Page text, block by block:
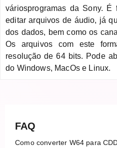
váriosprogramas da Sony. É
editar arquivos de áudio, já
dos dados, bem como os
Os arquivos com este
resolução de 64 bits. Pode
do Windows, MacOs e Linux.
FAQ
Como converter W64 para